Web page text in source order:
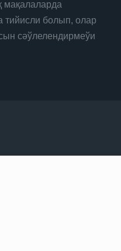
мақалаларда
тийисли болып, олар
сәўлелендирмеўи